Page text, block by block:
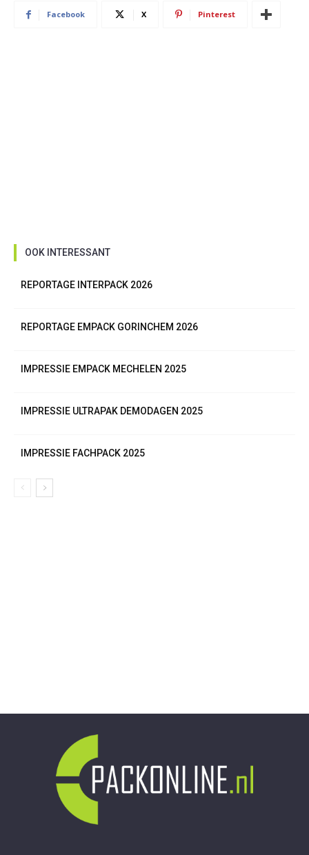
Facebook X Pinterest
OOK INTERESSANT
REPORTAGE INTERPACK 2026
REPORTAGE EMPACK GORINCHEM 2026
IMPRESSIE EMPACK MECHELEN 2025
IMPRESSIE ULTRAPAK DEMODAGEN 2025
IMPRESSIE FACHPACK 2025